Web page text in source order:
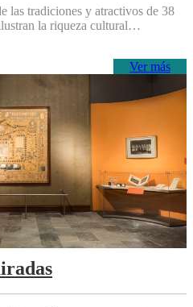
las tradiciones y atractivos de 38
la riqueza cultural…
Ver más